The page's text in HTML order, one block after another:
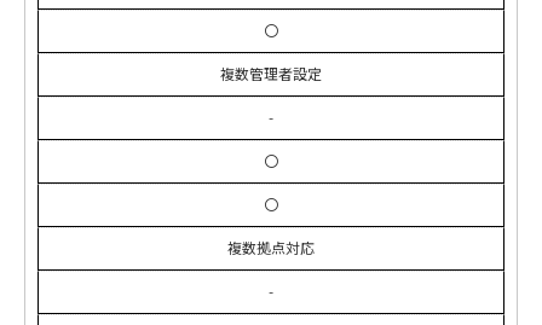
〇
複数管理者設定
-
〇
〇
複数拠点対応
-